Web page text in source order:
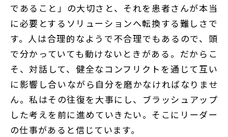
であること」の大切さと、それを患者さんが本当
に必要とするソリューションへ転換する難しさで
す。人は合理的なようで不合理でもあるので、頭
で分かっていても動けないときがある。だからこ
そ、対話して、健全なコンフリクトを通じて互い
に影響し合いながら自分を磨かなければなりませ
ん。私はその往復を大事にし、ブラッシュアップ
した考えを前に進めていきたい。そこにリーダー
の仕事があると信じています。